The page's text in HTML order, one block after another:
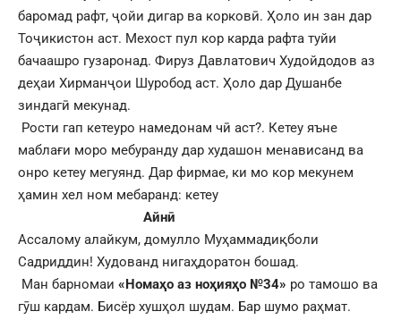
баромад рафт, ҷойи дигар ва корковӣ. Ҳоло ин зан дар
Тоҷикистон аст. Мехост пул кор карда рафта туйи
бачаашро гузаронад. Фируз Давлатович Худойдодов аз
деҳаи Хирманҷои Шуробод аст. Ҳоло дар Душанбе
зиндагӣ мекунад.
Рости гап кетеуро намедонам чӣ аст?. Кетеу яъне
маблағи моро мебуранду дар худашон менависанд ва
онро кетеу мегуянд. Дар фирмае, ки мо кор мекунем
ҳамин хел ном мебаранд: кетеу
Айнӣ
Ассалому алайкум, домулло Муҳаммадиқболи
Садриддин! Худованд нигаҳдоратон бошад.
Ман барномаи «Номаҳо аз ноҳияҳо №34» ро тамошо ва
гӯш кардам. Бисёр хушҳол шудам. Бар шумо раҳмат.